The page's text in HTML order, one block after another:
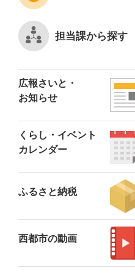
担当課から探す
広報さいと・
お知らせ
くらし・イベント
カレンダー
ふるさと納税
西都市の動画